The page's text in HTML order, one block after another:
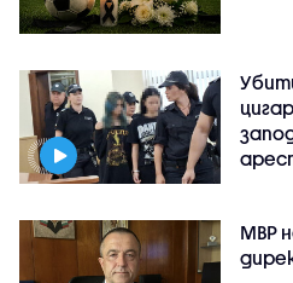
МВР